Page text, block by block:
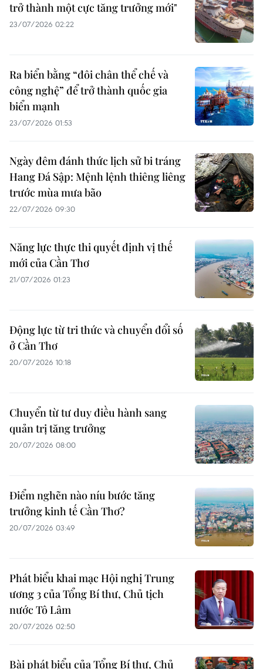
trở thành một cực tăng trưởng mới"
23/07/2026 02:22
Ra biển bằng “đôi chân thể chế và
công nghệ” để trở thành quốc gia
biển mạnh
23/07/2026 01:53
Ngày đêm đánh thức lịch sử bi tráng
Hang Đá Sập: Mệnh lệnh thiêng liêng
trước mùa mưa bão
22/07/2026 09:30
Năng lực thực thi quyết định vị thế
mới của Cần Thơ
21/07/2026 01:23
Động lực từ tri thức và chuyển đổi số
ở Cần Thơ
20/07/2026 10:18
Chuyển từ tư duy điều hành sang
quản trị tăng trưởng
20/07/2026 08:00
Điểm nghẽn nào níu bước tăng
trưởng kinh tế Cần Thơ?
20/07/2026 03:49
Phát biểu khai mạc Hội nghị Trung
ương 3 của Tổng Bí thư, Chủ tịch
nước Tô Lâm
20/07/2026 02:50
Bài phát biểu của Tổng Bí thư, Chủ